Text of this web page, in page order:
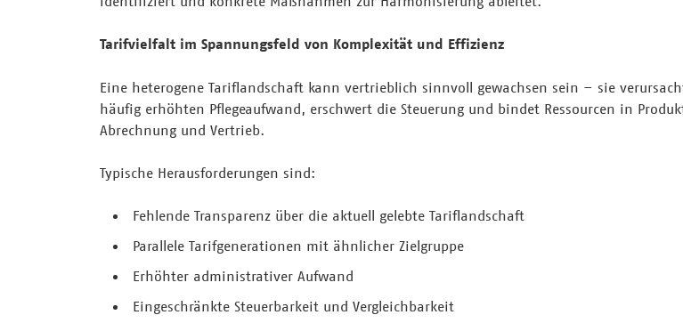
Tarifvielfalt im Spannungsfeld von Komplexität und Effizienz
Eine heterogene Tariflandschaft kann vertrieblich sinnvoll gewachsen sein – sie
häufig erhöhten Pflegeaufwand, erschwert die Steuerung und bindet Ressourcen in
Abrechnung und Vertrieb.
Typische Herausforderungen sind:
Fehlende Transparenz über die aktuell gelebte Tariflandschaft
Parallele Tarifgenerationen mit ähnlicher Zielgruppe
Erhöhter administrativer Aufwand
Eingeschränkte Steuerbarkeit und Vergleichbarkeit